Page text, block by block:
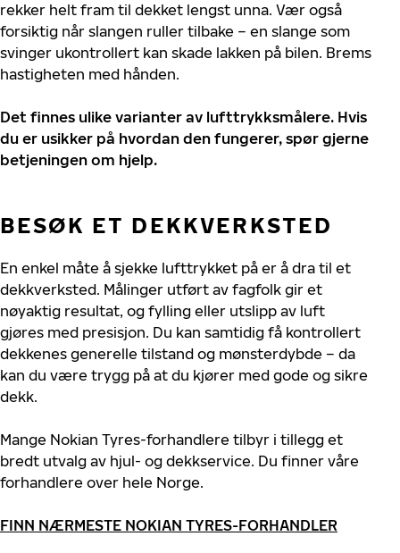
rekker helt fram til dekket lengst unna. Vær også
forsiktig når slangen ruller tilbake – en slange som
svinger ukontrollert kan skade lakken på bilen. Brems
hastigheten med hånden.
Det finnes ulike varianter av lufttrykksmålere. Hvis
du er usikker på hvordan den fungerer, spør gjerne
betjeningen om hjelp.
BESØK ET DEKKVERKSTED
En enkel måte å sjekke lufttrykket på er å dra til et
dekkverksted. Målinger utført av fagfolk gir et
nøyaktig resultat, og fylling eller utslipp av luft
gjøres med presisjon. Du kan samtidig få kontrollert
dekkenes generelle tilstand og mønsterdybde – da
kan du være trygg på at du kjører med gode og sikre
dekk.
Mange Nokian Tyres-forhandlere tilbyr i tillegg et
bredt utvalg av hjul- og dekkservice. Du finner våre
forhandlere over hele Norge.
FINN NÆRMESTE NOKIAN TYRES-FORHANDLER